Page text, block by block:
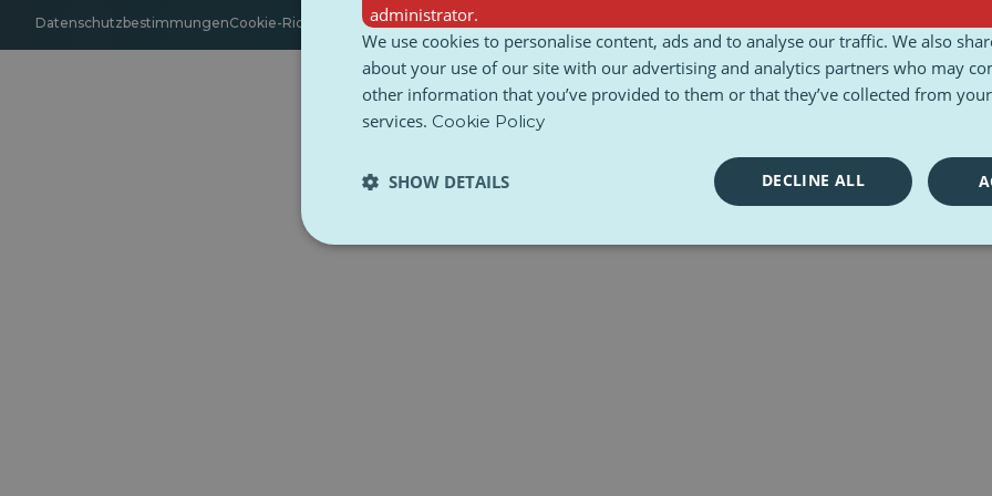
DatenschutzbestimmungenCookie-Richtlinie ZugänglichkeitBedingungen und Konditionen
administrator.
We use cookies to personalise content, ads and to analyse our traffic. We also
about your use of our site with our advertising and analytics partners who may
other information that you’ve provided to them or that they’ve collected from
services. Cookie Policy
DECLINE ALL
SHOW DETAILS